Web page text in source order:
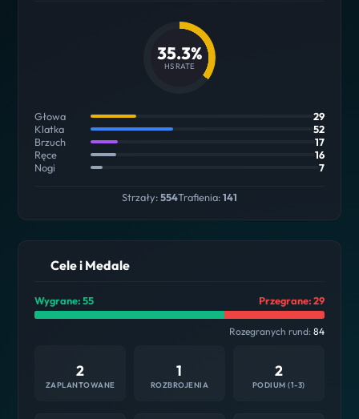
35.3%
HS RATE
Głowa
29
Klatka
52
Brzuch
17
Ręce
16
Nogi
7
Strzały:554Trafienia:141
Cele i Medale
Wygrane: 55 Przegrane: 29
Rozegranych rund: 84
2
ZAPLANTOWANE
1
ROZBROJENIA
2
PODIUM (1-3)